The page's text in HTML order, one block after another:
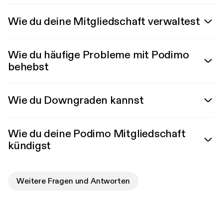
Wie du deine Mitgliedschaft verwaltest
Wie du häufige Probleme mit Podimo
behebst
Wie du Downgraden kannst
Wie du deine Podimo Mitgliedschaft
kündigst
Weitere Fragen und Antworten